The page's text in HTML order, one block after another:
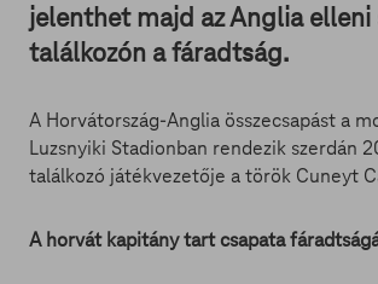
jelenthet majd az Anglia elleni
találkozón a fáradtság.
A Horvátország-Anglia összecsapást a
Luzsnyiki Stadionban rendezik szerdán
találkozó játékvezetője a török Cuneyt
A horvát kapitány tart csapata